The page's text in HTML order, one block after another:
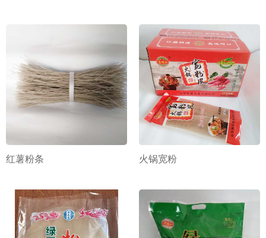
红薯粉条 火锅宽粉